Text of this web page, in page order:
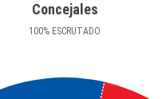
Concejales
100% ESCRUTADO